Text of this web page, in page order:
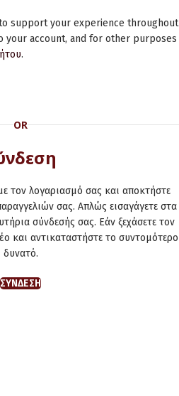
support your experience throughout
your account, and for other purposes
.
OR
τον λογαριασμό σας και αποκτήστε
σας. Απλώς εισαγάγετε στα
σύνδεσής σας. Εάν ξεχάσετε τον
και αντικαταστήστε το συντομότερο
δυνατό.
ΣΎΝΔΕΣΗ